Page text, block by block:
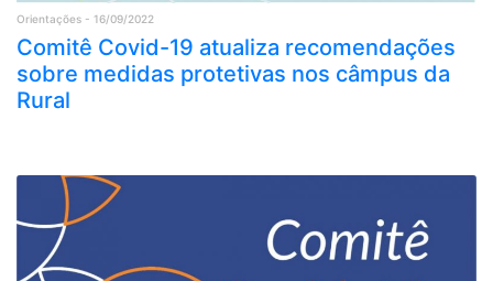
Orientações - 16/09/2022
Comitê Covid-19 atualiza recomendações
sobre medidas protetivas nos câmpus da
Rural